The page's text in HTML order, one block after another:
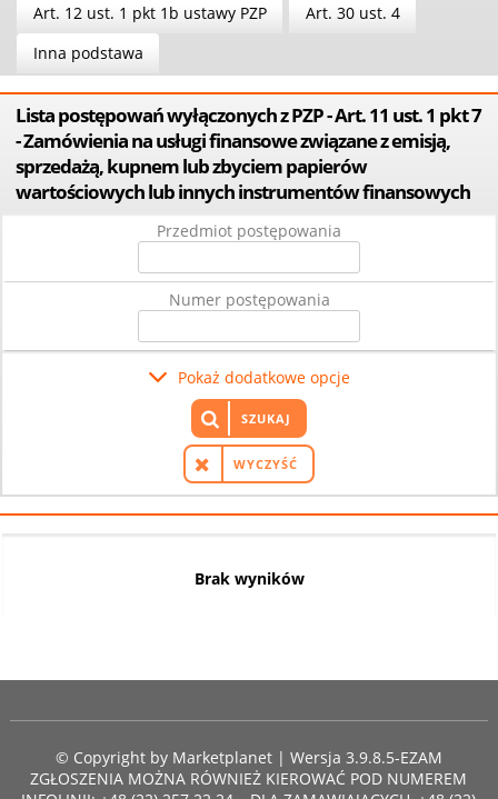
Art. 12 ust. 1 pkt 1b ustawy PZP
Art. 30 ust. 4
Inna podstawa
Lista postępowań wyłączonych z PZP - Art. 11 ust. 1 pkt 7
- Zamówienia na usługi finansowe związane z emisją,
sprzedażą, kupnem lub zbyciem papierów
wartościowych lub innych instrumentów finansowych
Przedmiot postępowania
Numer postępowania
Pokaż dodatkowe opcje
WYCZYŚĆ
SZUKAJ
Brak wyników
© Copyright by Marketplanet| Wersja 3.9.8.5-EZAM
ZGŁOSZENIA MOŻNA RÓWNIEŻ KIEROWAĆ POD NUMEREM